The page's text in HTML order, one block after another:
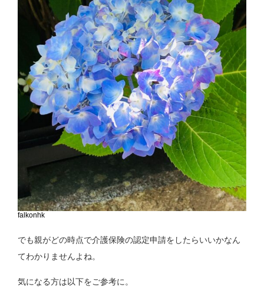
falkonhk
でも親がどの時点で介護保険の認定申請をしたらいいかなん
てわかりませんよね。
気になる方は以下をご参考に。